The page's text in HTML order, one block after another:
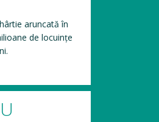
aruncată în
de locuințe